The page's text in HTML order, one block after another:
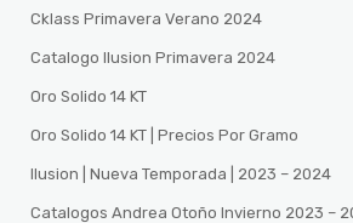
Cklass Primavera Verano 2024
Catalogo Ilusion Primavera 2024
Oro Solido 14 KT
Oro Solido 14 KT | Precios Por Gramo
Ilusion | Nueva Temporada | 2023 – 2024
Catalogos Andrea Otoño Invierno 2023 –